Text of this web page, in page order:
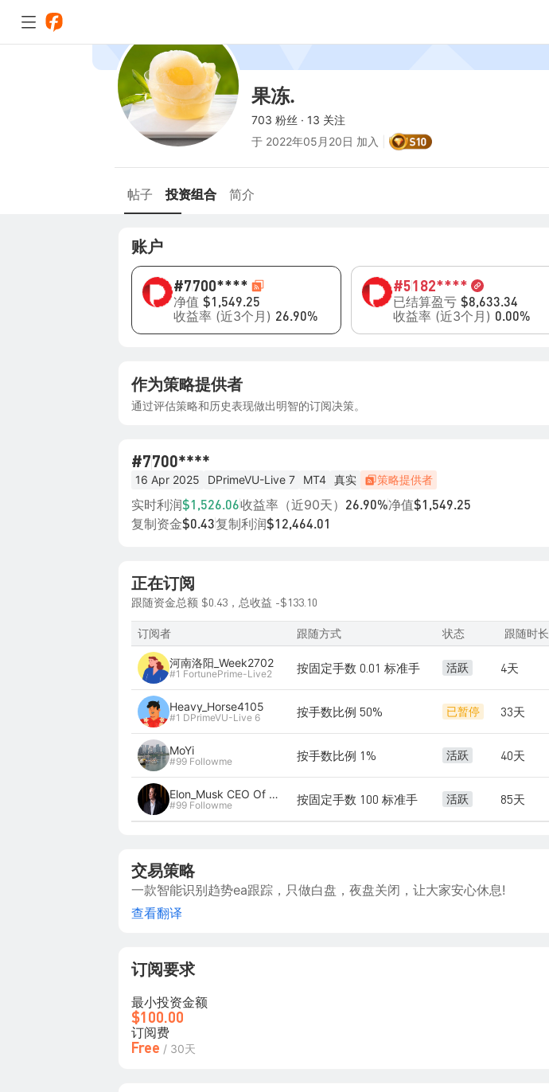
果冻.
703 粉丝 · 13 关注
于 2022年05月20日 加入
帖子 投资组合 简介
账户
#7700****
净值 $1,549.25
收益率 (近3个月) 26.90%
#5182****
已结算盈亏 $8,633.34
收益率 (近3个月) 0.00%
作为策略提供者
通过评估策略和历史表现做出明智的订阅决策。
#7700****
16 Apr 2025 DPrimeVU-Live 7 MT4 真实 策略提供者
实时利润$1,526.06收益率（近90天） 26.90%净值$1,549.25
复制资金$0.43复制利润$12,464.01
正在订阅
跟随资金总额 $0.43 ，总收益 -$133.10
订阅者 跟随方式 状态 跟随时长
河南洛阳_Week2702
#1 FortunePrime-Live2 按固定手数 0.01 标准手 活跃 4天
Heavy_Horse4105
#1 DPrimeVU-Live 6 按手数比例 50% 已暂停 33天
MoYi
#99 Followme 按手数比例 1% 活跃 40天
Elon_Musk CEO Of Tesla
#99 Followme 按固定手数 100 标准手 活跃 85天
交易策略
一款智能识别趋势ea跟踪，只做白盘，夜盘关闭，让大家安心休息!
查看翻译
订阅要求
最小投资金额
$100.00
订阅费
Free / 30天